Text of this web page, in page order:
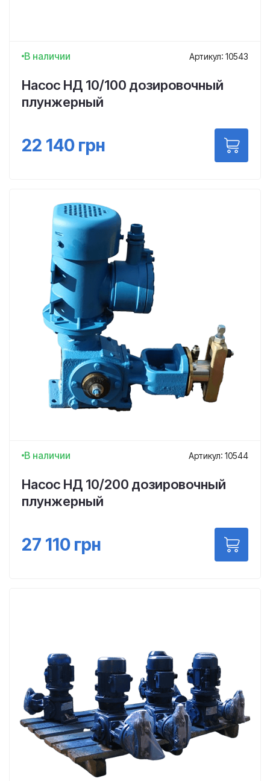
В наличии Артикул: 10543
Насос НД 10/100 дозировочный
плунжерный
22 140 грн
В наличии Артикул: 10544
Насос НД 10/200 дозировочный
плунжерный
27 110 грн